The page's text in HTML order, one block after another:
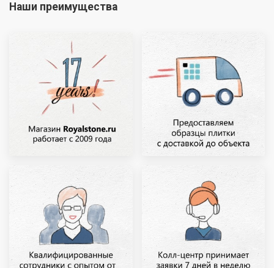
Наши преимущества